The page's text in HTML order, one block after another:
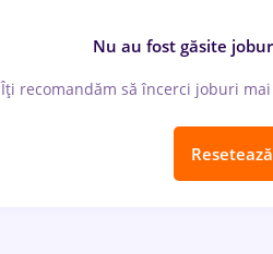
Nu au fost găsite
Îți recomandăm să încerci joburi